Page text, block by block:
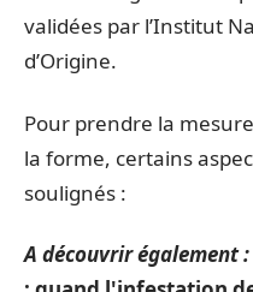
validées par l’Institut
d’Origine.
Pour prendre la
la forme, certains
soulignés :
A découvrir également :